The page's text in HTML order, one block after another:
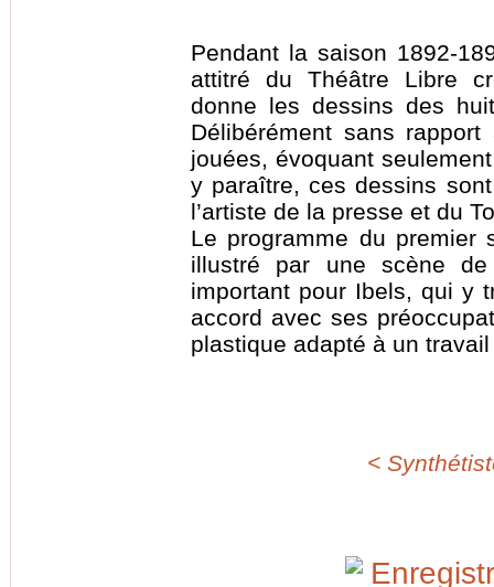
Pendant la saison 1892-
attitré du Théâtre Libre
donne les dessins des
Délibérément sans
jouées, évoquant
y paraître, ces dessins
l’artiste de la presse et du
Le programme du premier
illustré par une scène
important pour Ibels, qui y
accord avec ses
plastique adapté à un
<